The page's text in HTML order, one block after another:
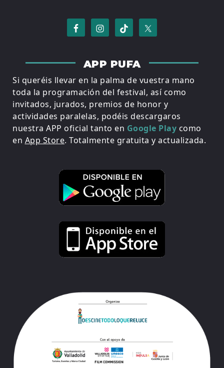
APP PUFA
Si queréis llevar en la palma de vuestra mano
toda la programación del festival, así como
invitados, jurados, premios de honor y
actividades paralelas, podéis descargaros
nuestra APP oficial tanto en Google Play como
en App Store. Totalmente gratuita y actualizada.